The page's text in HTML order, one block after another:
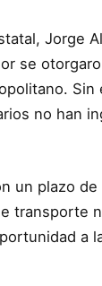
Jorge
se
Sin
no han
un plazo de
transporte
a